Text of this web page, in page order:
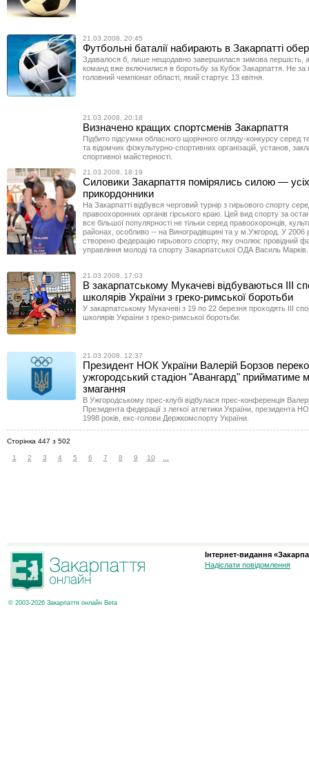
21.03.2008, 20:45
Футбольні баталії набирають в Закарпатті
Здавалося б, лише нещодавно завершилася зимова першість, а
команд вже включилися в боротьбу за Кубок Закарпаття. Не за
головний чемпіонат області, який стартує 13 квітня.
21.03.2008, 20:18
Визначено кращих спортсменів Закарпаття
Підбито підсумки обласного щорічного ог­ля­ду-конкурсу серед
та відомчих фізкультурно-спортивних організацій, установ,
спортивної майстерності.
21.03.2008, 18:19
Силовики Закарпаття помірялись силою —
прикордонники
На Закарпатті відбувся черговий турнір з гирьового спорту
правоохоронних органів гірського краю. Цей вид спорту за
все більшої популярності не тільки серед правоохоронців,
районах, особливо -- на Виноградівщині та у м.Ужгород. У 2006
створено федерацію гирьового спорту, яку очолює провідний
управління молоді та спорту Закарпатської ОДА Василь Марків.
21.03.2008, 17:03
В закарпатському Мукачеві відбуваються ІІІ
школярів України з греко-римської боротьби
У закарпатському Мукачеві з 19 по 22 березня проходять ІІІ
школярів України з греко-римської боротьби.
21.03.2008, 12:37
Президент НОК України Валерій Борзов
ужгородський стадіон "Авангард" прийматиме
змагання
В Ужгородському прес-клубі відбулася прес-конференція
Президента федерації з легкої атлетики України, президента
1998 років, екс-голови Держкомспорту України.
Сторінка 447 з 502
1 2 3 4 5 6 7 8 9 10
© 2003-2026 Закарпаття онлайн Beta
Інтернет-видання
Надіслати повідомлення